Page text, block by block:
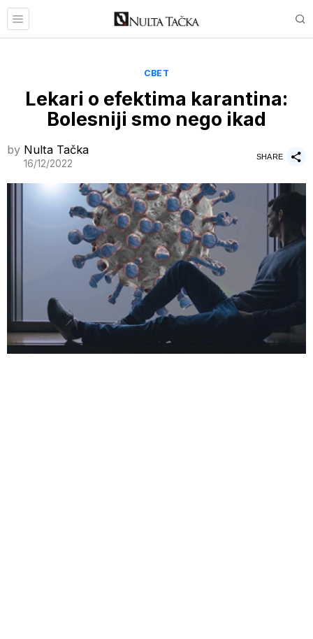
СВЕТ
Lekari o efektima karantina:
Bolesniji smo nego ikad
by Nulta Tačka
16/12/2022
SHARE